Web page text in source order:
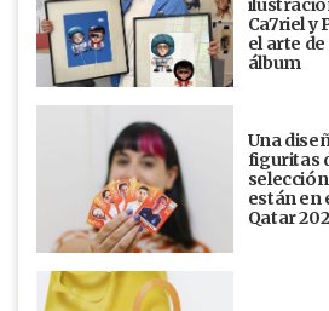
Ca7riel y
el arte
álbum
Una
figuritas
están en
Qatar